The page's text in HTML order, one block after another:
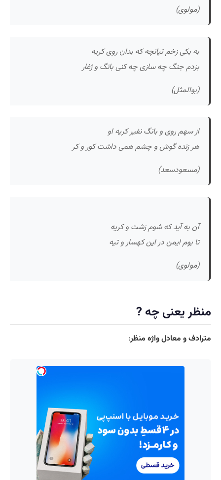
(مولوی)
به یکی زخم تپانچه که بدان روی کریه
بزدم جنگ چه سازی چه کنی بانگ و ژغار
(بوالمثل)
از سهم روی و بانگ نفیر کریه او
هر زنده گوش و چشم همی داشت کور و کر
(مسعودسعد)
آن به آید که شوم زشت و کریه
تا بوم ایمن در این کهسار و تیه
(مولوی)
منظر یعنی چه ?
مترادف و معادل واژه منظر: